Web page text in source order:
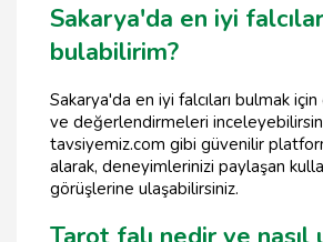
Sakarya'da en iyi
bulabilirim?
Sakarya'da en iyi falcıları bulmak
ve değerlendirmeleri
tavsiyemiz.com gibi güvenilir
alarak, deneyimlerinizi paylaşan
görüşlerine ulaşabilirsiniz.